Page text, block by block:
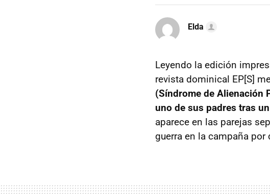
Elda
Leyendo la edición
revista dominical EP[S]
(Síndrome de Alienación
uno de sus padres tras
aparece en las parejas
guerra en la campaña